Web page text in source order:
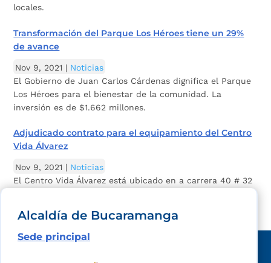
locales.
Transformación del Parque Los Héroes tiene un 29%
de avance
Nov 9, 2021 | Noticias
El Gobierno de Juan Carlos Cárdenas dignifica el Parque
Los Héroes para el bienestar de la comunidad. La
inversión es de $1.662 millones.
Adjudicado contrato para el equipamiento del Centro
Vida Álvarez
Nov 9, 2021 | Noticias
El Centro Vida Álvarez está ubicado en a carrera 40 # 32
Alcaldía de Bucaramanga
Sede principal